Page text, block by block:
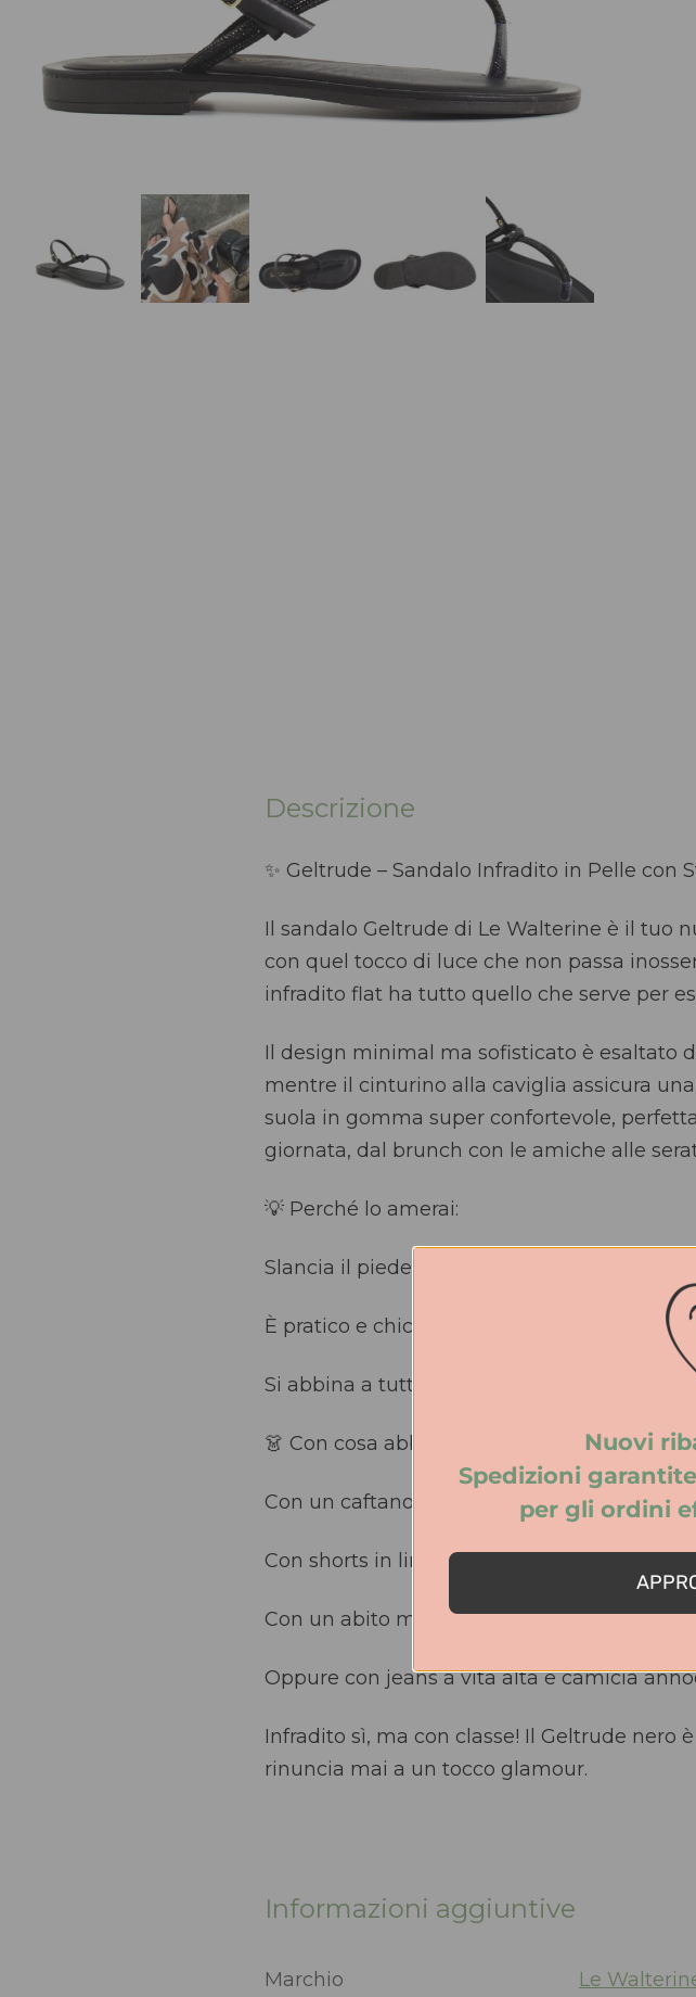
Descrizione
✨ Geltrude – Sandalo Infradito in Pelle con
Il sandalo Geltrude di Le Walterine è il tuo
con quel tocco di luce che non passa
infradito flat ha tutto quello che serve per
Il design minimal ma sofisticato è esaltato
mentre il cinturino alla caviglia assicura
suola in gomma super confortevole,
giornata, dal brunch con le amiche alle
💡 Perché lo amerai:
Slancia il piede con discrezione
È pratico e chic allo stesso tempo
Si abbina a tutto con una facilità
👗 Con cosa abbinarlo?
Con un caftano bianco o sabbia per
Con shorts in lino e top in seta nera per un
Con un abito midi a fiori per una serata
Oppure con jeans a vita alta e camicia
Infradito sì, ma con classe! Il Geltrude
rinuncia mai a un tocco glamour.
Informazioni aggiuntive
Marchio Le
Nuovi
Spedizioni
per gli ordini